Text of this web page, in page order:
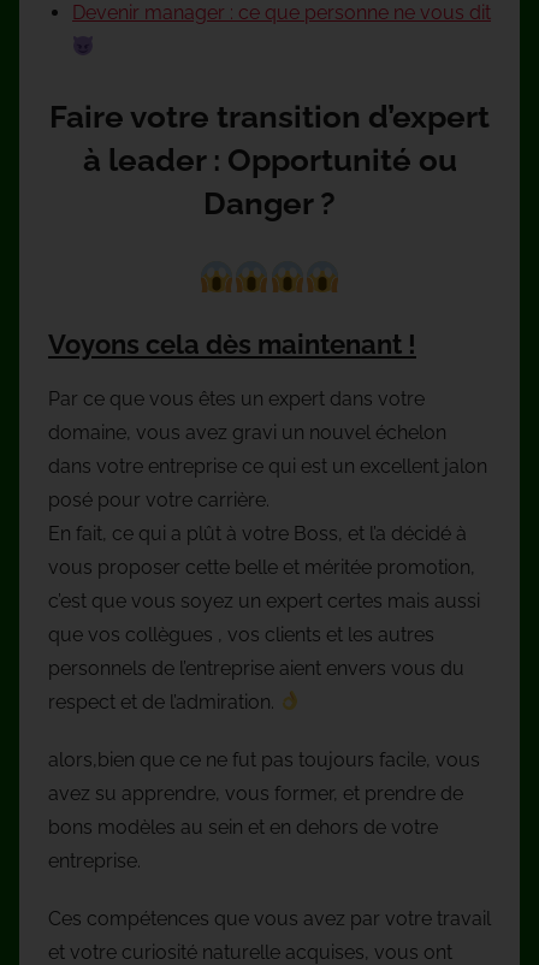
Devenir manager : ce que personne ne vous dit
Faire votre transition d’expert
à leader : Opportunité ou
Danger ?
Voyons cela dès maintenant !
Par ce que vous êtes un expert dans votre
domaine, vous avez gravi un nouvel échelon
dans votre entreprise ce qui est un excellent jalon
posé pour votre carrière.
En fait, ce qui a plût à votre Boss, et l’a décidé à
vous proposer cette belle et méritée promotion,
c’est que vous soyez un expert certes mais aussi
que vos collègues , vos clients et les autres
personnels de l’entreprise aient envers vous du
respect et de l’admiration.
alors,bien que ce ne fut pas toujours facile, vous
avez su apprendre, vous former, et prendre de
bons modèles au sein et en dehors de votre
entreprise.
Ces compétences que vous avez par votre travail
et votre curiosité naturelle acquises, vous ont